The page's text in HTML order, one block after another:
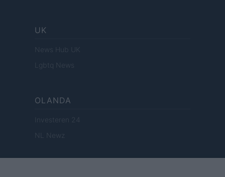
UK
News Hub UK
Lgbtq News
OLANDA
Investeren 24
NL Newz